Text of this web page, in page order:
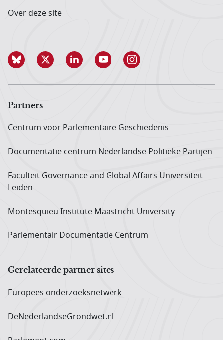
Over deze site
Partners
Centrum voor Parlementaire Geschiedenis
Documentatie centrum Neder­landse Politieke Partijen
Faculteit Governance and Global Affairs Universiteit
Leiden
Montesquieu Institute Maastricht University
Parlementair Documentatie Centrum
Gerelateerde partner sites
Europees onderzoeks­netwerk
DeNederlandseGrondwet.nl